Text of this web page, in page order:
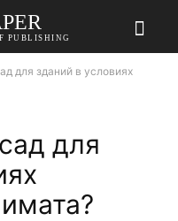
PUBLISHING
для зданий в условиях
для